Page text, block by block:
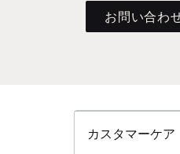
お問い合わ
カスタマーケア